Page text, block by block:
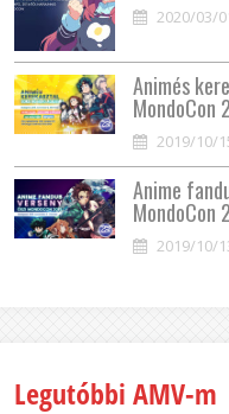
2020/03/
Animés
MondoCon
2019/10/
Anime
MondoCon
2019/10/
Legutóbbi AMV-m